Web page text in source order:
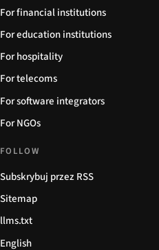
For financial institutions
For education institutions
For hospitality
For telecoms
For software integrators
For NGOs
FOLLOW
Subskrybuj przez RSS
Sitemap
llms.txt
English